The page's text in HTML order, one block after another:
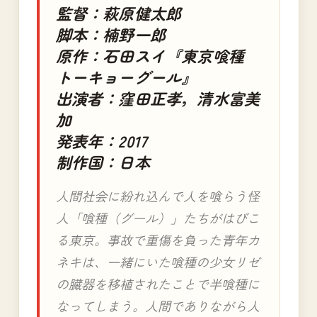
監督：萩原健太郎
脚本：楠野一郎
原作：石田スイ『東京喰種
トーキョーグール』
出演者：窪田正孝，清水富美
加
発表年：2017
制作国：日本
人間社会に紛れ込んで人を喰らう怪
人「喰種（グール）」たちがはびこ
る東京。事故で重傷を負った青年カ
ネキは、一緒にいた喰種の少女リゼ
の臓器を移植されたことで半喰種に
なってしまう。人間でありながら人